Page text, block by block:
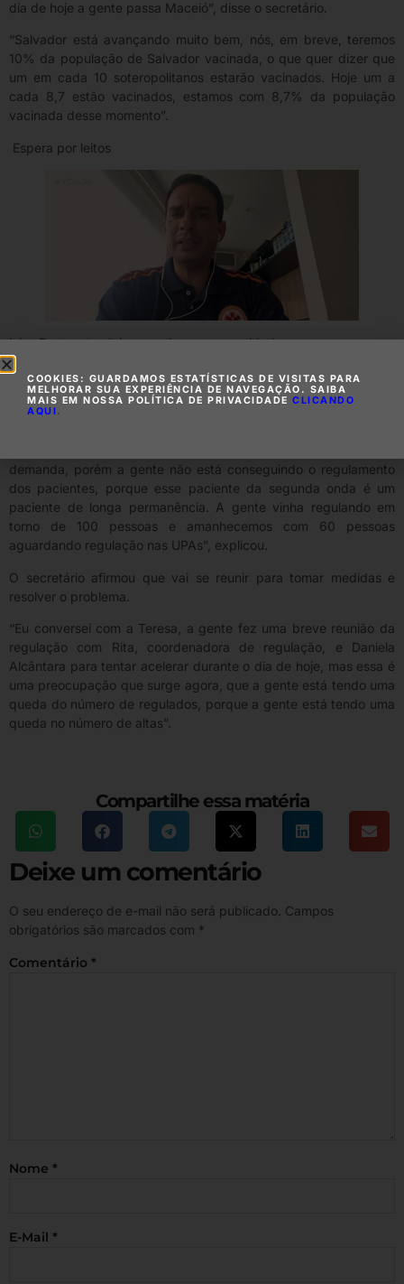
dia de hoje a gente passa Maceió”, disse o secretário.
“Salvador está avançando muito bem, nós, em breve, teremos
10% da população de Salvador vacinada, o que quer dizer que
um em cada 10 soteropolitanos estarão vacinados. Hoje um a
cada 8,7 estão vacinados, estamos com 8,7% da população
vacinada desse momento”.
Espera por leitos
Léo Prates também revelou que a cidade encara um novo
problema. Segundo o secretário, 60 pessoas aguardavam por
leitos nesta quinta, porque o número de altas nos últimos dias
tem caído.
demanda, porém a gente não está conseguindo o regulamento
dos pacientes, porque esse paciente da segunda onda é um
paciente de longa permanência. A gente vinha regulando em
torno de 100 pessoas e amanhecemos com 60 pessoas
aguardando regulação nas UPAs”, explicou.
O secretário afirmou que vai se reunir para tomar medidas e
resolver o problema.
“Eu conversei com a Teresa, a gente fez uma breve reunião da
regulação com Rita, coordenadora de regulação, e Daniela
Alcântara para tentar acelerar durante o dia de hoje, mas essa é
uma preocupação que surge agora, que a gente está tendo uma
queda do número de regulados, porque a gente está tendo uma
queda no número de altas”.
Compartilhe essa matéria
Deixe um comentário
O seu endereço de e-mail não será publicado. Campos
obrigatórios são marcados com *
Comentário *
Nome *
E-Mail *
COOKIES: GUARDAMOS ESTATÍSTICAS DE VISITAS PARA
MELHORAR SUA EXPERIÊNCIA DE NAVEGAÇÃO. SAIBA
MAIS EM NOSSA POLÍTICA DE PRIVACIDADE CLICANDO
AQUI.